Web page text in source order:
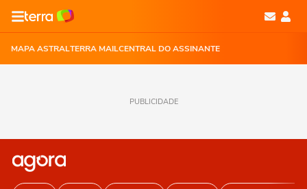
MAPA ASTRALTERRA MAILCENTRAL DO ASSINANTE
PUBLICIDADE